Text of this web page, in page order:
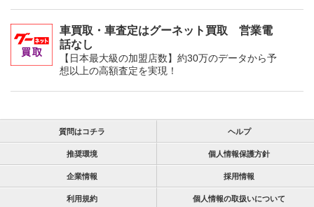
車買取・車査定はグーネット買取 営業電
話なし
【日本最大級の加盟店数】約30万のデータから予
想以上の高額査定を実現！
質問はコチラ ヘルプ
推奨環境 個人情報保護方針
企業情報 採用情報
利用規約 個人情報の取扱いについて